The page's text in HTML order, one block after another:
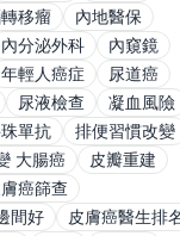
移瘤
內地醫保
內分泌外科
內窺鏡
年輕人癌症
尿道癌
尿液檢查
凝血風險
單抗
排便習慣改變
大腸癌
皮瓣重建
癌篩查
間好
皮膚癌醫生排